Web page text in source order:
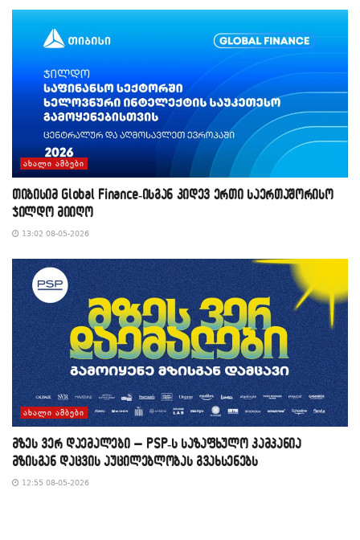
ᲐᲮᲐᲚᲘ ᲐᲛᲑᲔᲑᲘ
თიბისიმ Global Finance-ისგან კიდევ ერთი საერთაშორისო
ჯილდო მიიღო
13:02 08-05-2026
ᲐᲮᲐᲚᲘ ᲐᲛᲑᲔᲑᲘ
მზეს ვერ დაემალები – PSP-ს საზაფხულო კამპანია
მზისგან დაცვის აუცილებლობას გვახსენებს
12:55 08-05-2026